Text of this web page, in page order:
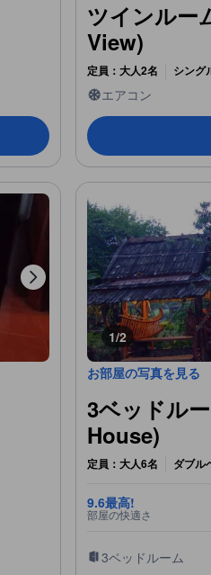
ツインルー
View)
定員：大人2名 シング
エアコン
1/2
お部屋の写真を見る
3ベッドル
House)
定員：大人6名 ダブル
9.6最高!
部屋の快適さ
3ベッドルーム